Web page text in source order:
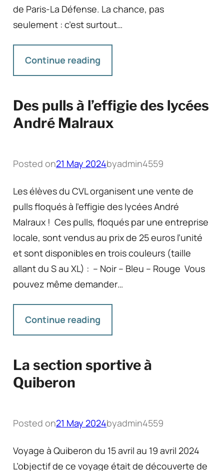
de Paris-La Défense. La chance, pas
seulement : c’est surtout…
Continue reading
Des pulls à l’effigie des lycées
André Malraux
Posted on21 May 2024byadmin4559
Les élèves du CVL organisent une vente de
pulls floqués à l’effigie des lycées André
Malraux ! Ces pulls, floqués par une entreprise
locale, sont vendus au prix de 25 euros l’unité
et sont disponibles en trois couleurs (taille
allant du S au XL) : – Noir – Bleu – Rouge Vous
pouvez même demander…
Continue reading
La section sportive à
Quiberon
Posted on21 May 2024byadmin4559
Voyage à Quiberon du 15 avril au 19 avril 2024
L’objectif de ce voyage était de découverte de